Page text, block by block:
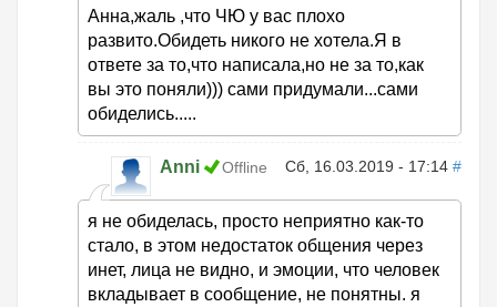
Анна,жаль ,что ЧЮ у вас плохо
развито.Обидеть никого не хотела.Я в
ответе за то,что написала,но не за то,как
вы это поняли))) сами придумали...сами
обиделись.....
Anni Offline Сб, 16.03.2019 - 17:14 #
я не обиделась, просто неприятно как-то
стало, в этом недостаток общения через
инет, лица не видно, и эмоции, что человек
вкладывает в сообщение, не понятны. я